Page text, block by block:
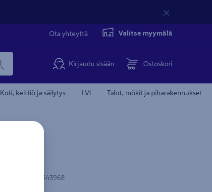
Ota yhteyttä Valitse myymälä
Kirjaudu sisään Ostoskori
Koti, keittiö ja säilytys LVI Talot, mökit ja piharakennukset
6438313643968